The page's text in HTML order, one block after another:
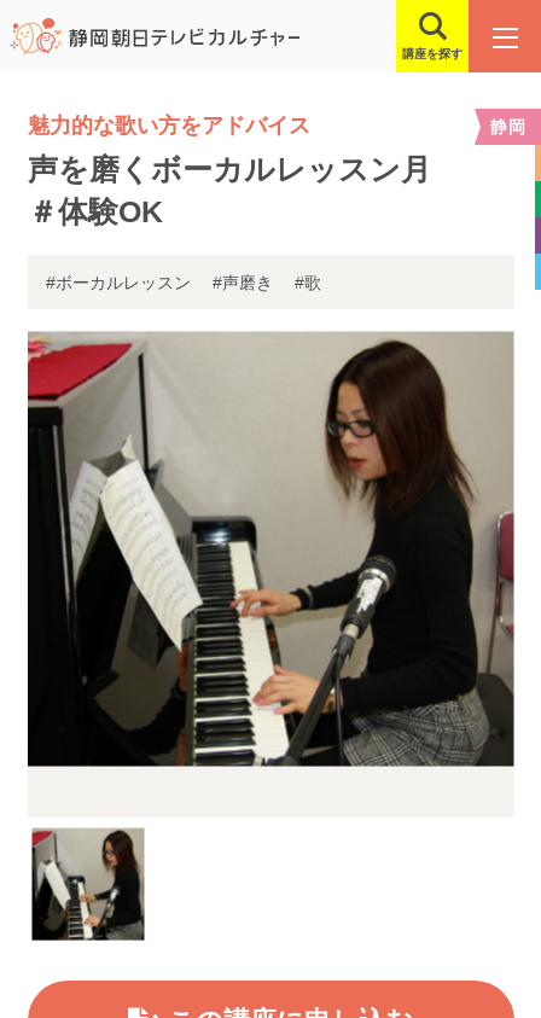
講座を探す
静岡
魅力的な歌い方をアドバイス
声を磨くボーカルレッスン月
＃体験OK
#ボーカルレッスン #声磨き #歌